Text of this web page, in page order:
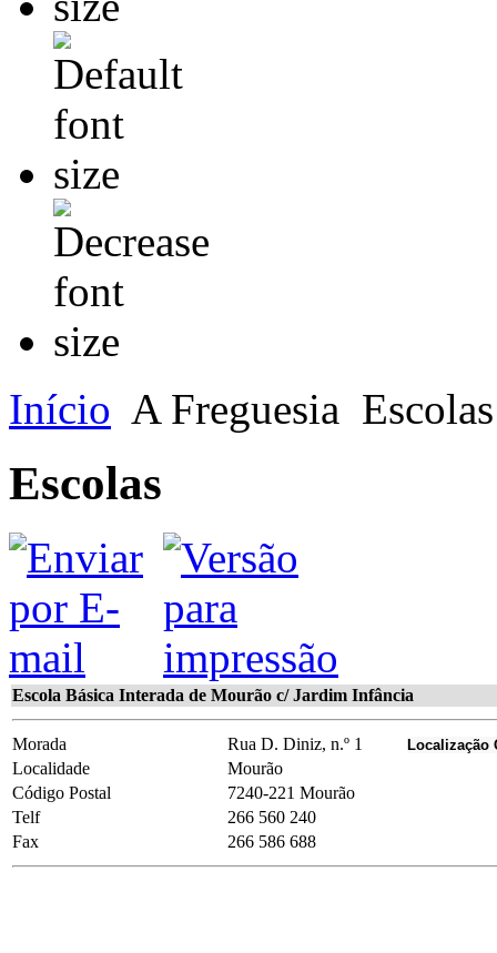
Início A Freguesia Escolas
Escolas
Escola Básica Interada de Mourão c/ Jardim Infância
Morada Rua D. Diniz, n.º 1 Localização
Localidade
Mourão
Código Postal
7240-221 Mourão
Telf
266 560 240
Fax
266 586 688